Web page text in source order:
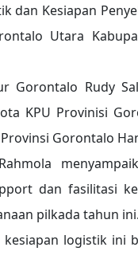
Kesiapan
Utara
Gorontalo Rudy
KPU Provinisi
Gorontalo
dan fasilitasi
pilkada tahun ini.
logistik ini